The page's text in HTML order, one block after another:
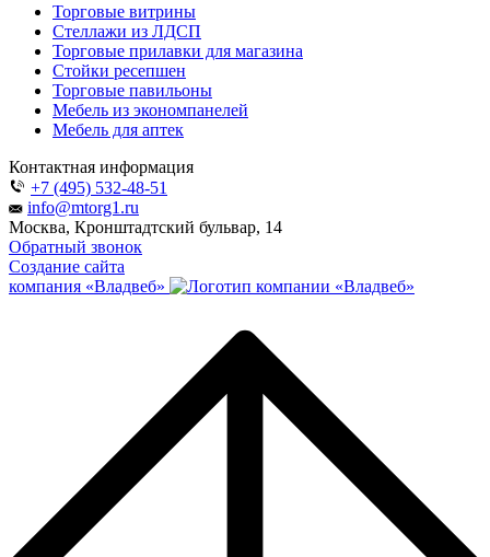
Торговые витрины
Стеллажи из ЛДСП
Торговые прилавки для магазина
Стойки ресепшен
Торговые павильоны
Мебель из экономпанелей
Мебель для аптек
Контактная информация
+7 (495) 532-48-51
info@mtorg1.ru
Москва, Кронштадтский бульвар, 14
Обратный звонок
Создание сайта
компания «Владвеб»